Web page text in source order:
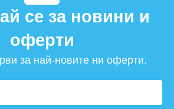
се за новини и
оферти​
за най-новите ни оферти.